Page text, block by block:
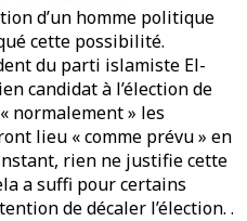
d’un homme politique
cette possibilité.
du parti islamiste El-
candidat à l’élection de
normalement » les
lieu « comme prévu » en
rien ne justifie cette
a suffi pour certains
de décaler l’élection. .